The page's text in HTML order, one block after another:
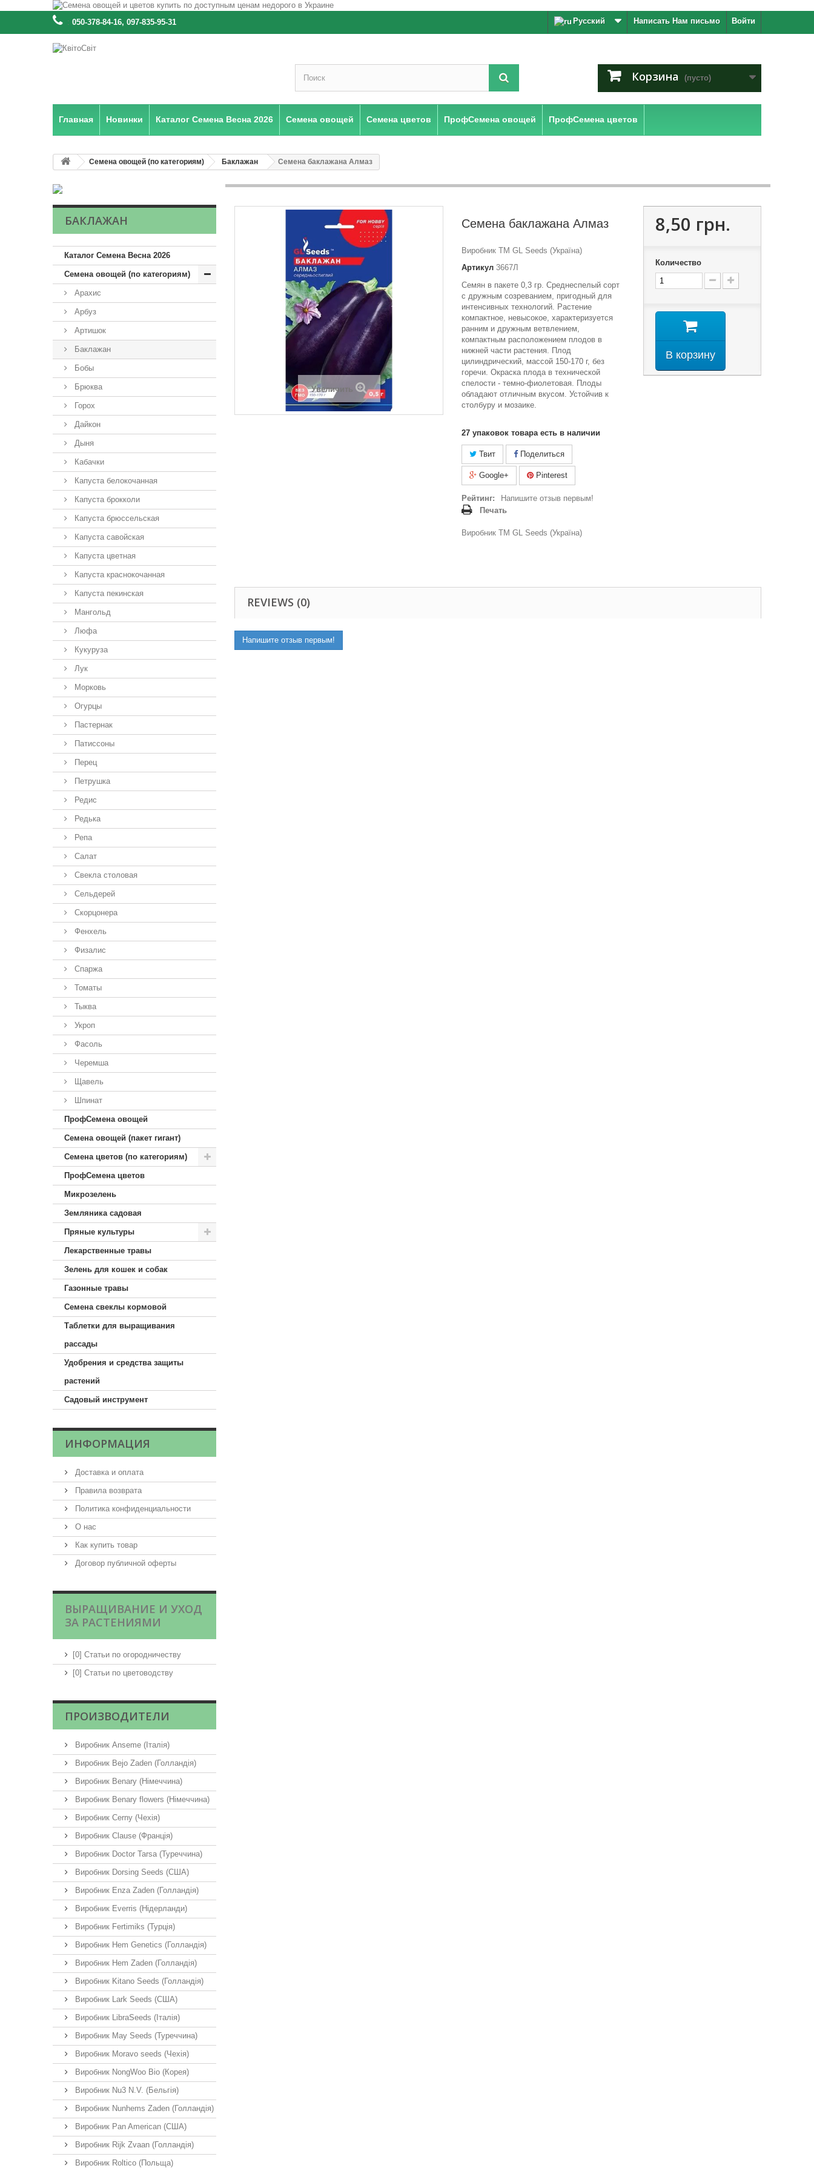
Войти
Написать Нам письмо
: 050-378-84-16, 097-835-95-31 Русский
Корзина (пусто)
Главная Новинки Каталог Семена Весна 2026 Семена овощей Семена цветов ПрофСемена овощей ПрофСемена цветов
Семена овощей (по категориям) Баклажан Семена баклажана Алмаз
БАКЛАЖАН
Каталог Семена Весна 2026
Семена овощей (по категориям)
Арахис
Арбуз
Артишок
Баклажан
Бобы
Брюква
Горох
Дайкон
Дыня
Кабачки
Капуста белокочанная
Капуста брокколи
Капуста брюссельская
Капуста савойская
Капуста цветная
Капуста краснокочанная
Капуста пекинская
Мангольд
Люфа
Кукуруза
Лук
Морковь
Огурцы
Пастернак
Патиссоны
Перец
Петрушка
Редис
Редька
Репа
Салат
Свекла столовая
Сельдерей
Скорцонера
Фенхель
Физалис
Спаржа
Томаты
Тыква
Укроп
Фасоль
Черемша
Щавель
Шпинат
ПрофСемена овощей
Семена овощей (пакет гигант)
Семена цветов (по категориям)
ПрофСемена цветов
Микрозелень
Земляника садовая
Пряные культуры
Лекарственные травы
Зелень для кошек и собак
Газонные травы
Семена свеклы кормовой
Таблетки для выращивания
рассады
Удобрения и средства защиты
растений
Садовый инструмент
ИНФОРМАЦИЯ
Доставка и оплата
Правила возврата
Политика конфиденциальности
О нас
Как купить товар
Договор публичной оферты
ВЫРАЩИВАНИЕ И УХОД
ЗА РАСТЕНИЯМИ
[0] Статьи по огородничеству
[0] Статьи по цветоводству
ПРОИЗВОДИТЕЛИ
Виробник Anseme (Італія)
Виробник Bejo Zaden (Голландія)
Виробник Benary (Німеччина)
Виробник Benary flowers (Німеччина)
Виробник Cerny (Чехія)
Виробник Clause (Франція)
Виробник Doctor Tarsa (Туреччина)
Виробник Dorsing Seeds (США)
Виробник Enza Zaden (Голландія)
Виробник Everris (Нідерланди)
Виробник Fertimiks (Турція)
Виробник Hem Genetics (Голландія)
Виробник Hem Zaden (Голландія)
Виробник Kitano Seeds (Голландія)
Виробник Lark Seeds (США)
Виробник LibraSeeds (Італія)
Виробник May Seeds (Туреччина)
Виробник Moravo seeds (Чехія)
Виробник NongWoo Bio (Корея)
Виробник Nu3 N.V. (Бельгія)
Виробник Nunhems Zaden (Голландія)
Виробник Pan American (США)
Виробник Rijk Zvaan (Голландія)
Виробник Roltico (Польща)
Увеличить
Семена баклажана Алмаз
Виробник ТМ GL Seeds (Україна)
Артикул 3667Л
Семян в пакете 0,3 гр. Среднеспелый сорт
с дружным созреванием, пригодный для
интенсивных технологий. Растение
компактное, невысокое, характеризуется
ранним и дружным ветвлением,
компактным расположением плодов в
нижней части растения. Плод
цилиндрический, массой 150-170 г, без
горечи. Окраска плода в технической
спелости - темно-фиолетовая. Плоды
обладают отличным вкусом. Устойчив к
столбуру и мозаике.
27 упаковок товара есть в наличии
Твит Поделиться
Google+ Pinterest
Рейтинг:
Напишите отзыв первым!
Печать
Виробник ТМ GL Seeds (Україна)
8,50 грн.
Количество
В корзину
REVIEWS (0)
Напишите отзыв первым!